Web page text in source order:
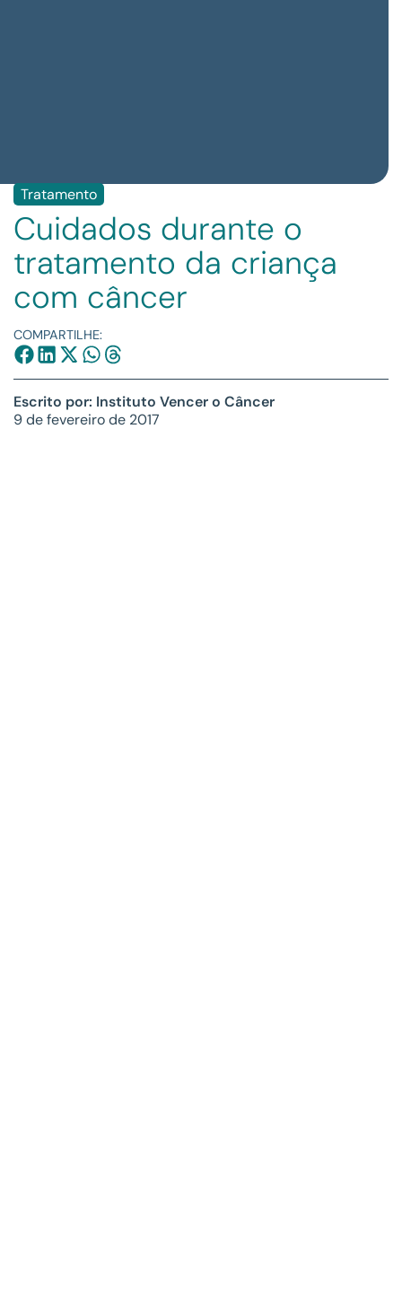
Tratamento
Cuidados durante o
tratamento da criança
com câncer
COMPARTILHE:
Escrito por: Instituto Vencer o Câncer
9 de fevereiro de 2017